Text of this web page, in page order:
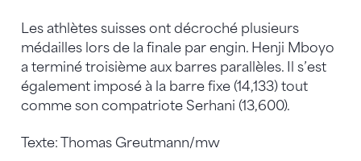
Les athlètes suisses ont décroché plusieurs
médailles lors de la finale par engin. Henji Mboyo
a terminé troisième aux barres parallèles. Il s’est
également imposé à la barre fixe (14,133) tout
comme son compatriote Serhani (13,600).
Texte: Thomas Greutmann/mw